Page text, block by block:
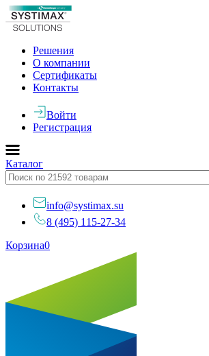
Решения
О компании
Сертификаты
Контакты
Войти
Регистрация
Каталог
info@systimax.su
8 (495) 115-27-34
Корзина0